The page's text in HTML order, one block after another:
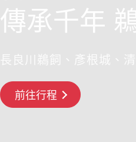
前往行程
前往行程
傳承千年
前往行程